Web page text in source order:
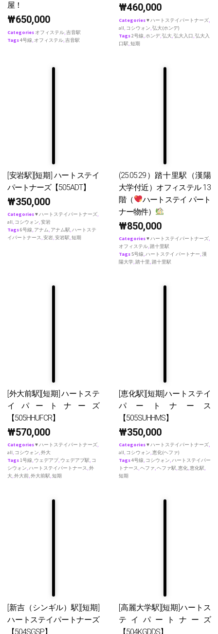
屋！
₩650,000
Categories オフィステル,吉音駅
Tags4号線, オフィステル,吉音駅
₩460,000
Categories♥ ハートステイパートナーズ,
all, コシウォン,弘大(ホンデ)
Tags2号線,ホンデ,弘大,弘大入口,弘大入
口駅,短期
[安岩駅][短期] ハートステイ
パートナーズ【505ADT】
₩350,000
Categories♥ ハートステイパートナーズ,
all, コシウォン,安岩
Tags6号線, アナム, アナム駅,ハートステ
イパートナース,安岩,安岩駅,短期
(25.05.29）踏十里駅（漢陽
大学付近）オフィステル 13
階（
ハートステイ パート
ナー物件）
₩850,000
Categories♥ ハートステイパートナーズ,
オフィステル,踏十里駅
Tags 5号線,ハートステイ パートナー,漢
陽大学,踏十里,踏十里駅
[外大前駅][短期] ハートステ
イパートナーズ
【505HHUFCR】
₩570,000
Categories♥ ハートステイパートナーズ,
all, コシウォン,外大
Tags1号線, ウェデアプ, ウェデアプ駅, コ
シウォン,ハートステイパートナース,外
大,外大前,外大前駅,短期
[恵化駅][短期]ハートステイ
パートナース
【505SUHHMS】
₩350,000
Categories♥ ハートステイパートナーズ,
all, コシウォン,恵化(ヘファ)
Tags4号線, コシウォン,ハートステイパー
トナース,ヘファ,ヘファ駅,恵化,恵化駅,
短期
[新吉（シンギル）駅][短期]
ハートステイパートナーズ
【504SGSP】
[高麗大学駅][短期]ハートス
テイパートナーズ
【504KGDDS】